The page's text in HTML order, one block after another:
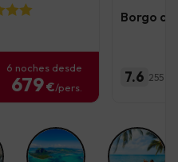
6 noches desde
679€/pers.
Borgo di
7.6 255